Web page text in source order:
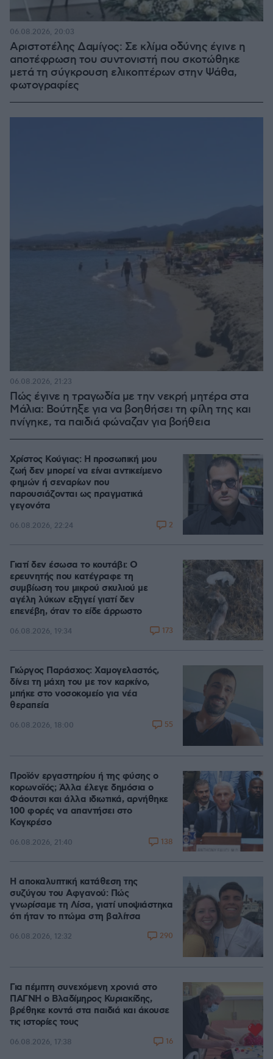
Αριστοτέλης Δαμίγος: Σε κλίμα οδύνης έγινε η
αποτέφρωση του συντονιστή που σκοτώθηκε
μετά τη σύγκρουση ελικοπτέρων στην Ψάθα,
φωτογραφίες
06.08.2026, 20:03
Πώς έγινε η τραγωδία με την νεκρή μητέρα στα
Μάλια: Βούτηξε για να βοηθήσει τη φίλη της και
πνίγηκε, τα παιδιά φώναζαν για βοήθεια
06.08.2026, 21:23
Χρίστος Κούγιας: Η προσωπική μου
ζωή δεν μπορεί να είναι αντικείμενο
φημών ή σεναρίων που
παρουσιάζονται ως πραγματικά
γεγονότα
06.08.2026, 22:24 2
Γιατί δεν έσωσα το κουτάβι: Ο
ερευνητής που κατέγραφε τη
συμβίωση του μικρού σκυλιού με
αγέλη λύκων εξηγεί γιατί δεν
επενέβη, όταν το είδε άρρωστο
06.08.2026, 19:34 173
Γιώργος Παράσχος: Χαμογελαστός,
δίνει τη μάχη του με τον καρκίνο,
μπήκε στο νοσοκομείο για νέα
θεραπεία
06.08.2026, 18:00 55
Προϊόν εργαστηρίου ή της φύσης ο
κορωνοϊός; Άλλα έλεγε δημόσια ο
Φάουτσι και άλλα ιδιωτικά, αρνήθηκε
100 φορές να απαντήσει στο
Κογκρέσο
06.08.2026, 21:40 138
Η αποκαλυπτική κατάθεση της
συζύγου του Αφγανού: Πώς
γνωρίσαμε τη Λίσα, γιατί υποψιάστηκα
ότι ήταν το πτώμα στη βαλίτσα
06.08.2026, 12:32 290
Για πέμπτη συνεχόμενη χρονιά στο
ΠΑΓΝΗ ο Βλαδίμηρος Κυριακίδης,
βρέθηκε κοντά στα παιδιά και άκουσε
τις ιστορίες τους
06.08.2026, 17:38 16